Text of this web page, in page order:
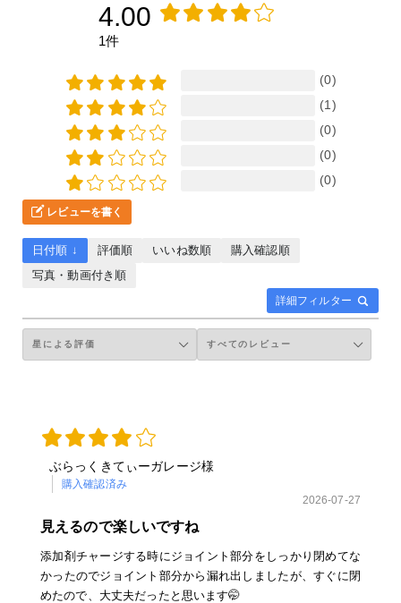
4.00
1件
(0)
(1)
(0)
(0)
(0)
レビューを書く
詳細フィルター
日付順 ↓ 評価順 いいね数順
購入確認順
写真・動画付き順
ぶらっくきてぃーガレージ様
購入確認済み
2026-07-27
見えるので楽しいですね
添加剤チャージする時にジョイント部分をしっかり閉めてな
かったのでジョイント部分から漏れ出しましたが、すぐに閉
めたので、大丈夫だったと思います🤭